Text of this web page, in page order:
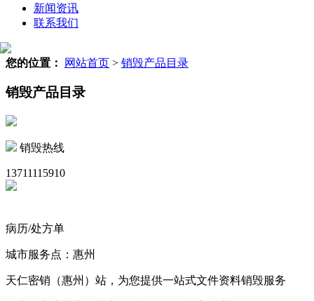
新闻资讯
联系我们
您的位置： 网站首页 > 销毁产品目录
销毁产品目录
销毁热线
13711115910
病历/处方单
城市服务点：惠州
天仁密销（惠州）站，为您提供一站式文件资料销毁服务